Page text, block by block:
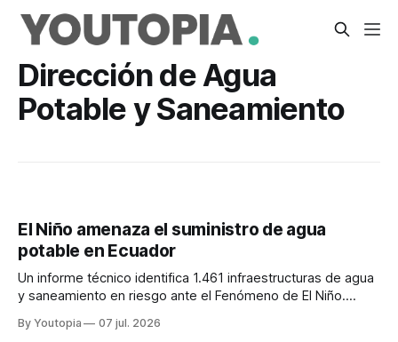
Dirección de Agua
Potable y Saneamiento
El Niño amenaza el suministro de agua
potable en Ecuador
Un informe técnico identifica 1.461 infraestructuras de agua
y saneamiento en riesgo ante el Fenómeno de El Niño.
By Youtopia 07 jul. 2026